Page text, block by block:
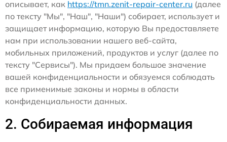
описывает, как https://tmn.zenit-repair-center.ru (далее
по тексту "Мы", "Наш", "Наши") собирает, использует и
защищает информацию, которую Вы предоставляете
нам при использовании нашего веб-сайта,
мобильных приложений, продуктов и услуг (далее по
тексту "Сервисы"). Мы придаем большое значение
вашей конфиденциальности и обязуемся соблюдать
все применимые законы и нормы в области
конфиденциальности данных.
2. Собираемая информация